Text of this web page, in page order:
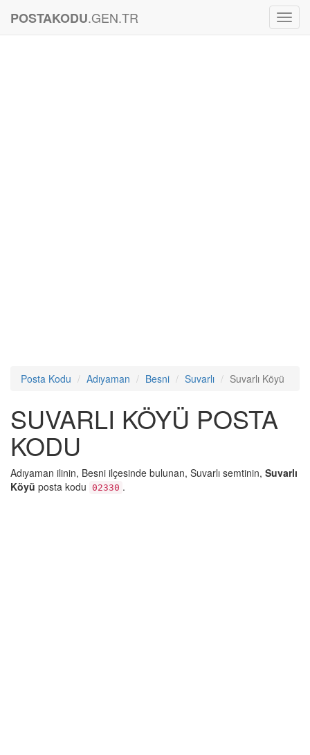
POSTAKODU.GEN.TR
Posta Kodu Adıyaman Besni Suvarlı Suvarlı Köyü
SUVARLI KÖYÜ POSTA
KODU
Adıyaman ilinin, Besni ilçesinde bulunan, Suvarlı semtinin, Suvarlı
Köyü posta kodu 02330 .